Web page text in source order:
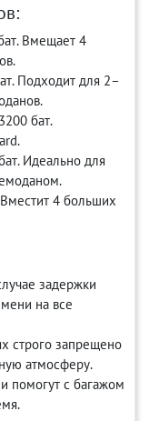
Вмещает 4
Подходит для 2–
бат.
Идеально для
4 больших
задержки
на все
строго запрещено
атмосферу.
помогут с багажом